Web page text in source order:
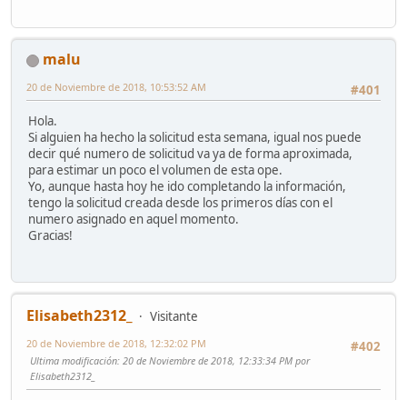
malu
#401
20 de Noviembre de 2018, 10:53:52 AM
Hola.
Si alguien ha hecho la solicitud esta semana, igual nos puede
decir qué numero de solicitud va ya de forma aproximada,
para estimar un poco el volumen de esta ope.
Yo, aunque hasta hoy he ido completando la información,
tengo la solicitud creada desde los primeros días con el
numero asignado en aquel momento.
Gracias!
Elisabeth2312_
Visitante
#402
20 de Noviembre de 2018, 12:32:02 PM
Ultima modificación: 20 de Noviembre de 2018, 12:33:34 PM por
Elisabeth2312_